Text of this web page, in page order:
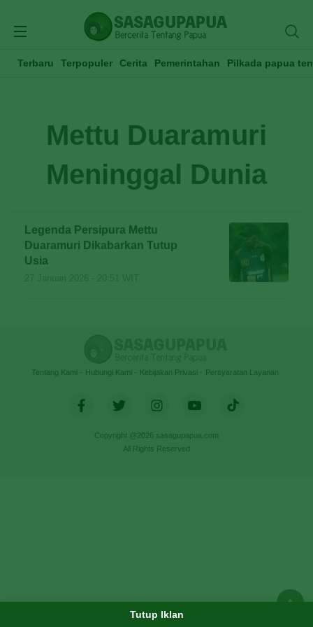
Terbaru Terpopuler Cerita Pemerintahan Pilkada papua
Mettu Duaramuri
Meninggal Dunia
Legenda Persipura Mettu
Duaramuri Dikabarkan Tutup
Usia
Tentang Kami Hubungi Kami Kebijakan Privasi Persyaratan Layanan
Copyright @2026 sasagupapua.com
All Rights Reserved
Tutup Iklan